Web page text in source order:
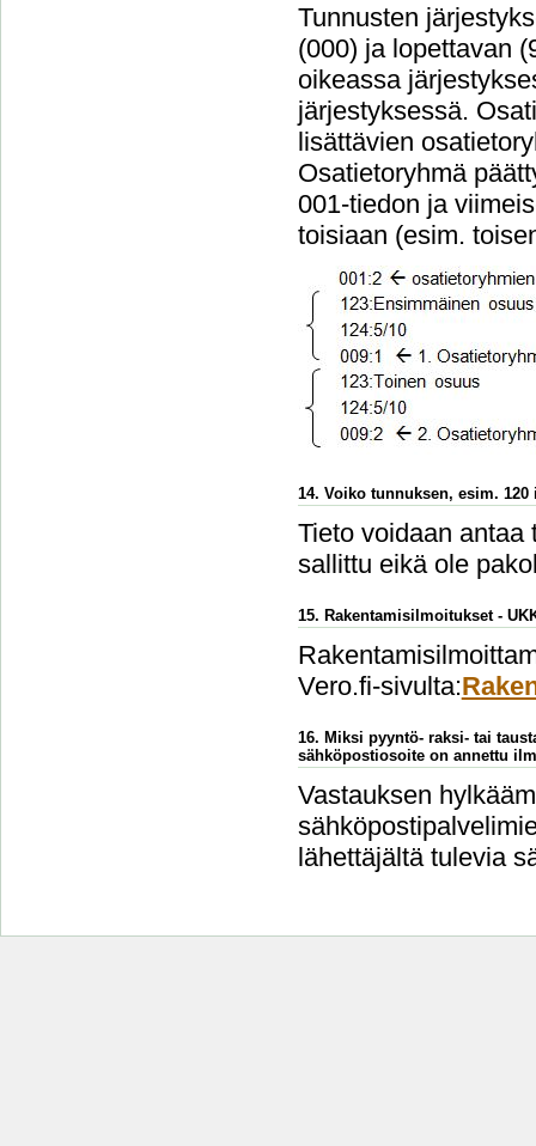
Tunnusten
(000) ja lopettavan
oikeassa
järjestyksessä.
lisättävien
Osatietoryhmä
001-tiedon ja
toisiaan (esim.
14. Voiko tunnuksen, esim.
Tieto voidaan
sallittu eikä ole
15. Rakentamisilmoitukset -
Vero.fi-sivulta:
16. Miksi pyyntö- raksi- tai
sähköpostiosoite on annettu
Vastauksen
lähettäjältä tulevia